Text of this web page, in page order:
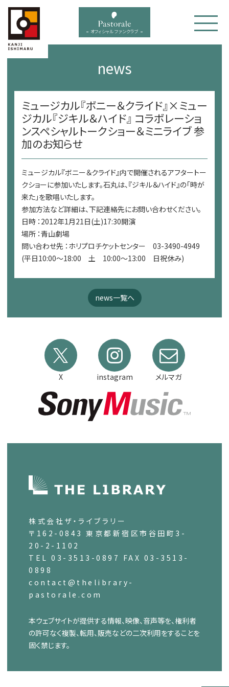
menu オフィシャル ファンクラブ
news
ミュージカル『ボニー＆クライド』×ミュー
ジカル『ジキル＆ハイド』 コラボレーショ
ンスペシャルトークショー＆ミニライブ 参
加のお知らせ
ミュージカル『ボニー＆クライド』内で開催されるアフタートー
クショーに参加いたします。石丸は、『ジキル＆ハイド』の「時が
来た」を歌唱いたします。
参加方法など詳細は、下記連絡先にお問い合わせください。
日時 ：2012年1月21日(土)17:30開演
場所 ：青山劇場
問い合わせ先 ：ホリプロチケットセンター 03-3490-4949
(平日10:00～18:00 土 10:00～13:00 日祝休み)
news一覧へ
X instagram メルマガ
株式会社ザ・ライブラリー
〒162-0843 東京都新宿区市谷田町3-
20-2-1102
TEL 03-3513-0897 FAX 03-3513-
0898
contact@thelibrary-
pastorale.com
本ウェブサイトが提供する情報、映像、音声等を、権利者
の許可なく複製、転用、販売などの二次利用をすることを
固く禁じます。